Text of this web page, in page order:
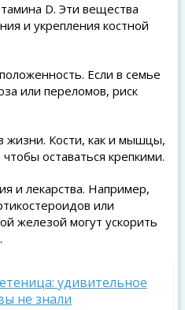
D. Эти вещества
и укрепления костной
Если в семье
или переломов, риск
жизни. Кости, как и мышцы,
оставаться крепкими.
и лекарства. Например,
или
железой могут ускорить
удивительное
не знали